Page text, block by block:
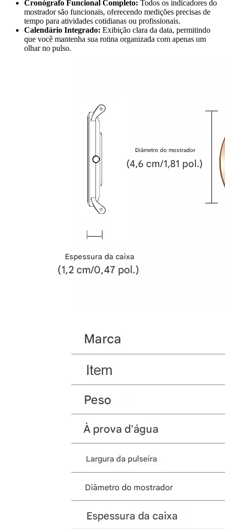
Cronógrafo Funcional Completo: Todos os indicadores do
mostrador são funcionais, oferecendo medições precisas de
tempo para atividades cotidianas ou profissionais.
Calendário Integrado: Exibição clara da data, permitindo
que você mantenha sua rotina organizada com apenas um
olhar no pulso.